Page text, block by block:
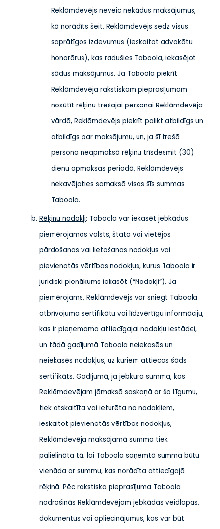
Reklāmdevējs neveic nekādus maksājumus,
kā norādīts šeit, Reklāmdevējs sedz visus
saprātīgos izdevumus (ieskaitot advokātu
honorārus), kas radušies Taboola, iekasējot
šādus maksājumus. Ja Taboola piekrīt
Reklāmdevēja rakstiskam pieprasījumam
nosūtīt rēķinu trešajai personai Reklāmdevēja
vārdā, Reklāmdevējs piekrīt palikt atbildīgs un
atbildīgs par maksājumu, un, ja šī trešā
persona neapmaksā rēķinu trīsdesmit (30)
dienu apmaksas periodā, Reklāmdevējs
nekavējoties samaksā visas šīs summas
Taboola.
Rēķinu nodokļi: Taboola var iekasēt jebkādus
piemērojamos valsts, štata vai vietējos
pārdošanas vai lietošanas nodokļus vai
pievienotās vērtības nodokļus, kurus Taboola ir
juridiski pienākums iekasēt (“Nodokļi”). Ja
piemērojams, Reklāmdevējs var sniegt Taboola
atbrīvojuma sertifikātu vai līdzvērtīgu informāciju,
kas ir pieņemama attiecīgajai nodokļu iestādei,
un tādā gadījumā Taboola neiekasēs un
neiekasēs nodokļus, uz kuriem attiecas šāds
sertifikāts. Gadījumā, ja jebkura summa, kas
Reklāmdevējam jāmaksā saskaņā ar šo Līgumu,
tiek atskaitīta vai ieturēta no nodokļiem,
ieskaitot pievienotās vērtības nodokļus,
Reklāmdevēja maksājamā summa tiek
palielināta tā, lai Taboola saņemtā summa būtu
vienāda ar summu, kas norādīta attiecīgajā
rēķinā. Pēc rakstiska pieprasījuma Taboola
nodrošinās Reklāmdevējam jebkādas veidlapas,
dokumentus vai apliecinājumus, kas var būt